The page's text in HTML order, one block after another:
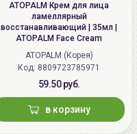
ATOPALM Крем для лица
ламеллярный
восстанавливающий | 35мл |
ATOPALM Face Cream
ATOPALM (Корея)
Код: 8809723785971
59.50 руб.
в корзину